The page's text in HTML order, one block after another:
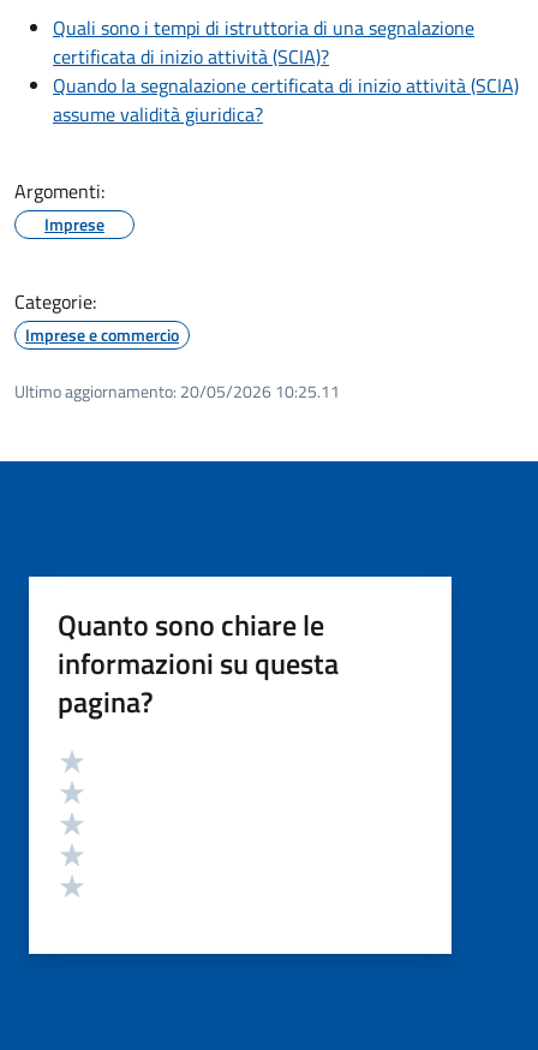
Quali sono i tempi di istruttoria di una segnalazione
certificata di inizio attività (SCIA)?
Quando la segnalazione certificata di inizio attività (SCIA)
assume validità giuridica?
Argomenti:
Imprese
Categorie:
Imprese e commercio
Ultimo aggiornamento: 20/05/2026 10:25.11
Quanto sono chiare le
informazioni su questa
pagina?
Valutazione